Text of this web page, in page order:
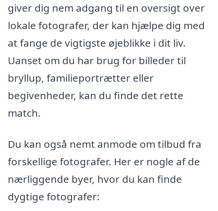
giver dig nem adgang til en oversigt over
lokale fotografer, der kan hjælpe dig med
at fange de vigtigste øjeblikke i dit liv.
Uanset om du har brug for billeder til
bryllup, familieportrætter eller
begivenheder, kan du finde det rette
match.
Du kan også nemt anmode om tilbud fra
forskellige fotografer. Her er nogle af de
nærliggende byer, hvor du kan finde
dygtige fotografer: